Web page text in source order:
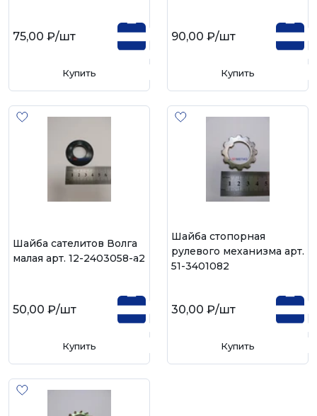
75,00 ₽/шт
Купить
90,00 ₽/шт
Купить
Шайба сателитов Волга
малая арт. 12-2403058-а2
50,00 ₽/шт
Купить
Шайба стопорная
рулевого механизма арт.
51-3401082
30,00 ₽/шт
Купить